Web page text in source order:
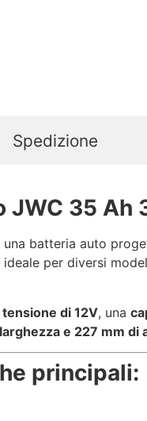
Spedizione
JWC 35 Ah
una batteria auto
per diversi
tensione di 12V, una
e 227 mm di
principali: